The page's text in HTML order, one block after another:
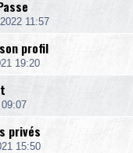
11:57
profil
19:20
privés
15:50